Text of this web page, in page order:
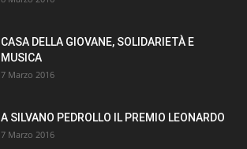
CASA DELLA GIOVANE, SOLIDARIETÀ E
MUSICA
7 Marzo 2016
A SILVANO PEDROLLO IL PREMIO LEONARDO
7 Marzo 2016